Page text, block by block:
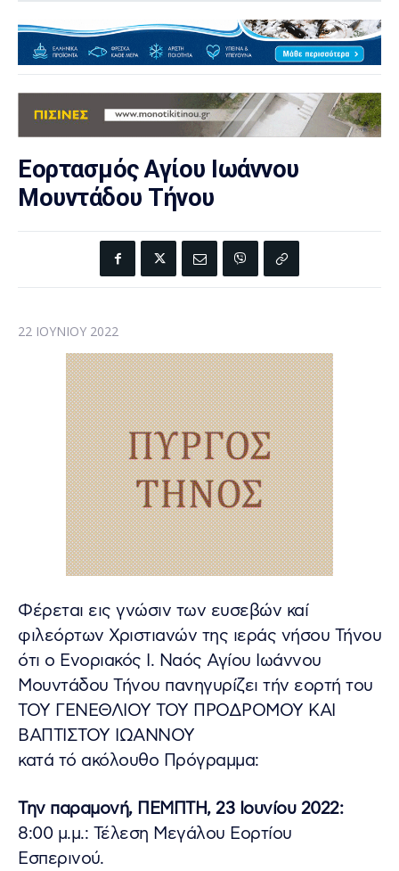
Εορτασμός Αγίου Ιωάννου
Μουντάδου Τήνου
22 ΙΟΥΝΊΟΥ 2022
Φέρεται εις γνώσιν των ευσεβών καί
φιλεόρτων Χριστιανών της ιεράς νήσου Τήνου
ότι ο Ενοριακός Ι. Ναός Αγίου Ιωάννου
Μουντάδου Τήνου πανηγυρίζει τήν εορτή του
ΤΟΥ ΓΕΝΕΘΛΙΟΥ ΤΟΥ ΠΡΟΔΡΟΜΟΥ ΚΑΙ
ΒΑΠΤΙΣΤΟΥ ΙΩΑΝΝΟΥ
κατά τό ακόλουθο Πρόγραμμα:
Την παραμονή, ΠΕΜΠΤΗ, 23 Ιουνίου 2022:
8:00 μ.μ.: Τέλεση Μεγάλου Εορτίου
Εσπερινού.